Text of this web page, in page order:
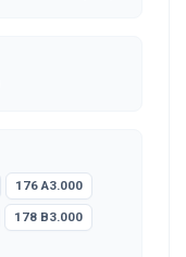
176 A3.000
178 B3.000